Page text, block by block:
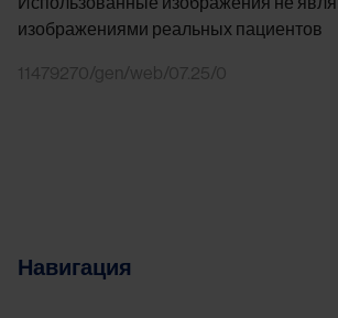
изображениями реальных пациентов
11479270/gen/web/07.25/0
Навигация